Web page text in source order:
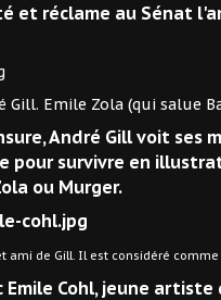
et réclame au Sénat
Zola (qui salue
André Gill voit ses
pour survivre en
ou Murger.
de Gill. Il est considéré comme
Emile Cohl, jeune